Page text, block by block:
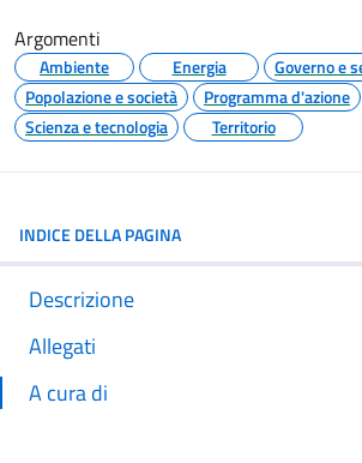
Argomenti
Ambiente Energia
Governo e
Popolazione e società
Programma d'azione
Scienza e tecnologia
Territorio
INDICE DELLA PAGINA
Descrizione
Allegati
A cura di